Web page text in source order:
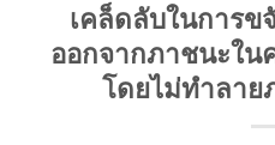
เคล็ดลับในการข
ออกจากภาชนะใน
โดยไม่ทำลา